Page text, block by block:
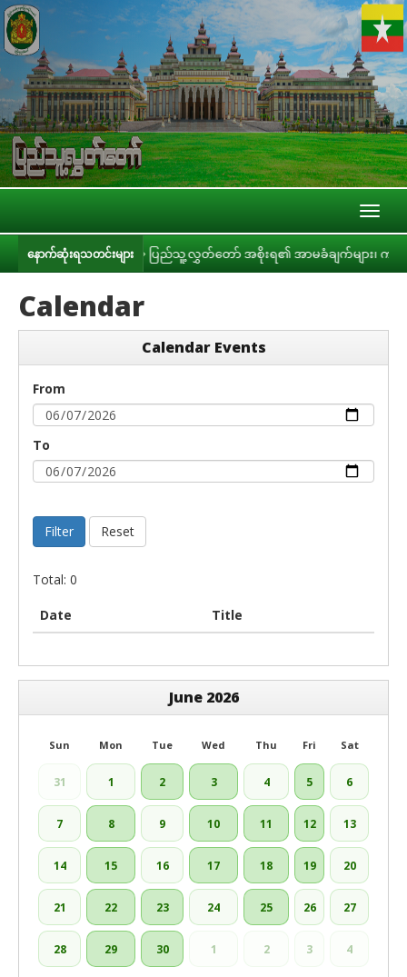
နောက်ဆုံးရသတင်းများ
ားနှင့် တွေ့ဆုံ ပြည်သူ့လွှတ်တော် အစိုးရ၏ အာမခံချက်များ၊ ကတိများနှ
Calendar
Calendar Events
From
To
Filter Reset
Total: 0
Date Title
June 2026
Sun Mon Tue Wed Thu Fri Sat
31 1 2 3 4 5 6
7 8 9 10 11 12 13
14 15 16 17 18 19 20
21 22 23 24 25 26 27
28 29 30 1 2 3 4